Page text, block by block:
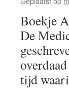
Boekje
De
tijd